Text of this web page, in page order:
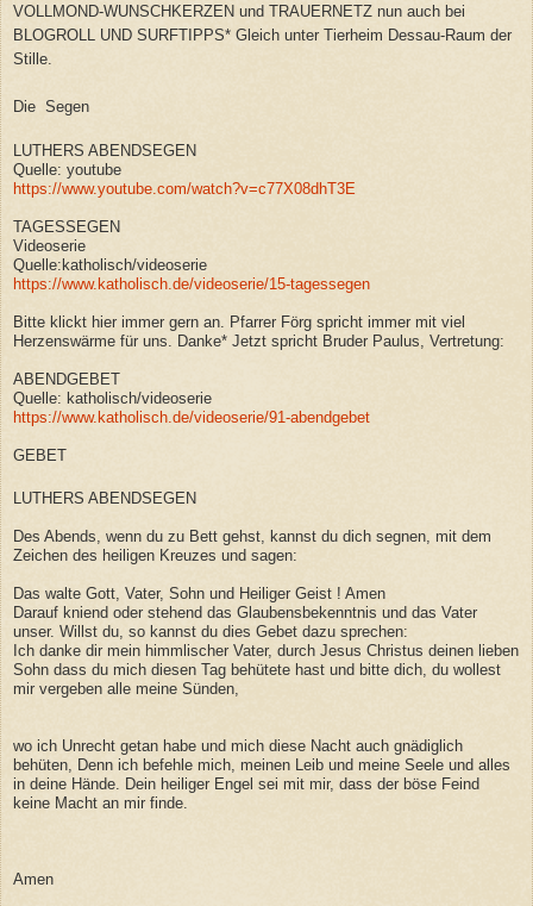
VOLLMOND-WUNSCHKERZEN und TRAUERNETZ nun auch bei
BLOGROLL UND SURFTIPPS* Gleich unter Tierheim Dessau-Raum der
Stille.
Die Segen
LUTHERS ABENDSEGEN
Quelle: youtube
https://www.youtube.com/watch?v=c77X08dhT3E
TAGESSEGEN
Videoserie
Quelle:katholisch/videoserie
https://www.katholisch.de/videoserie/15-tagessegen
Bitte klickt hier immer gern an. Pfarrer Förg spricht immer mit viel
Herzenswärme für uns. Danke* Jetzt spricht Bruder Paulus, Vertretung:
ABENDGEBET
Quelle: katholisch/videoserie
https://www.katholisch.de/videoserie/91-abendgebet
GEBET
LUTHERS ABENDSEGEN
Des Abends, wenn du zu Bett gehst, kannst du dich segnen, mit dem
Zeichen des heiligen Kreuzes und sagen:
Das walte Gott, Vater, Sohn und Heiliger Geist ! Amen
Darauf kniend oder stehend das Glaubensbekenntnis und das Vater
unser. Willst du, so kannst du dies Gebet dazu sprechen:
Ich danke dir mein himmlischer Vater, durch Jesus Christus deinen lieben
Sohn dass du mich diesen Tag behütete hast und bitte dich, du wollest
mir vergeben alle meine Sünden,
wo ich Unrecht getan habe und mich diese Nacht auch gnädiglich
behüten, Denn ich befehle mich, meinen Leib und meine Seele und alles
in deine Hände. Dein heiliger Engel sei mit mir, dass der böse Feind
keine Macht an mir finde.
Amen